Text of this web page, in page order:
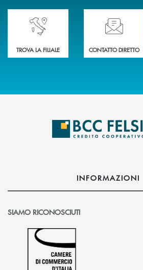
Accedi all' elenco completo delle
TROVA LA FILIALE
Ti serve
CONTATTO DIRETTO
INFORMAZIONI
SIAMO RICONOSCIUTI